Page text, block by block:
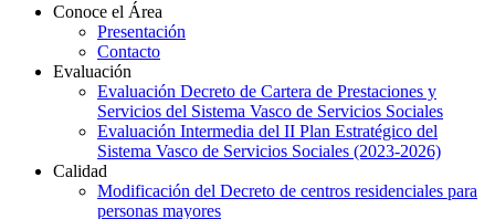
Conoce el Área
Presentación
Contacto
Evaluación
Evaluación Decreto de Cartera de Prestaciones y
Servicios del Sistema Vasco de Servicios Sociales
Evaluación Intermedia del II Plan Estratégico del
Sistema Vasco de Servicios Sociales (2023‑2026)
Calidad
Modificación del Decreto de centros residenciales para
personas mayores